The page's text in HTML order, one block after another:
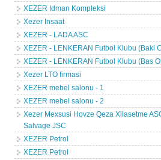
XEZER Idman Kompleksi
Xezer Insaat
XEZER - LADA ASC
XEZER - LENKERAN Futbol Klubu (Baki
XEZER - LENKERAN Futbol Klubu (Bas
Xezer LTO firmasi
XEZER mebel salonu - 1
XEZER mebel salonu - 2
Xezer Mexsusi Hovze Qeza Xilasetme
Salvage JSC
XEZER Petrol
XEZER Petrol